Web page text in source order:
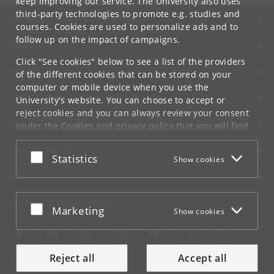
third-party technologies to promote e.g. studies and
courses. Cookies are used to personalize ads and to
follow up on the impact of campaigns.
Click "See cookies" below to see a list of the providers
of the different cookies that can be stored on your
computer or mobile device when you use the
University's website. You can choose to accept or
reject cookies and you can always review your consent
under the Cookies and privacy policythat you will find
at the bottom of each page.
Google privacy policy
Accept or reject
Statistics Show cookies
Accept or reject
Marketing Show cookies
Reject all Accept all
UNIVERSITY OF COPENHAGEN
CONTACT
SERVICES
FOR STUDENTS AND EMPLOYEES
JOB AND CAREER
EMERGENCIES
WEB
CONNECT WITH UCPH